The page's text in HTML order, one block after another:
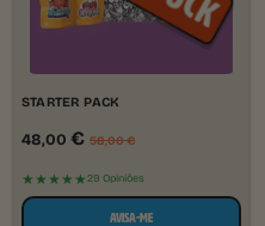
STARTER PACK
48,00 € 58,00€
★★★★★29 Opiniões
AVISA-ME